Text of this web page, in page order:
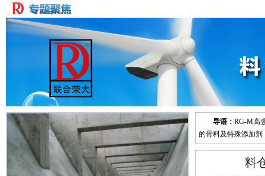
导语： RG-M高
的骨料及特殊添加
料